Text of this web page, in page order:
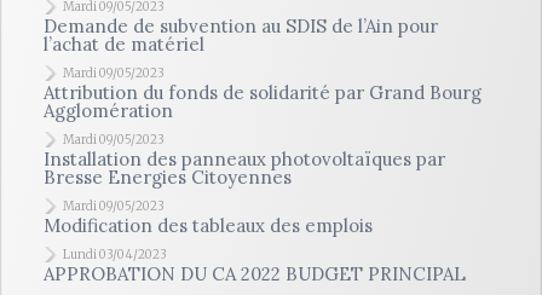
Mardi 09/05/2023
Demande de subvention au SDIS de l’Ain pour
l’achat de matériel
Mardi 09/05/2023
Attribution du fonds de solidarité par Grand Bourg
Agglomération
Mardi 09/05/2023
Installation des panneaux photovoltaïques par
Bresse Energies Citoyennes
Mardi 09/05/2023
Modification des tableaux des emplois
Lundi 03/04/2023
APPROBATION DU CA 2022 BUDGET PRINCIPAL